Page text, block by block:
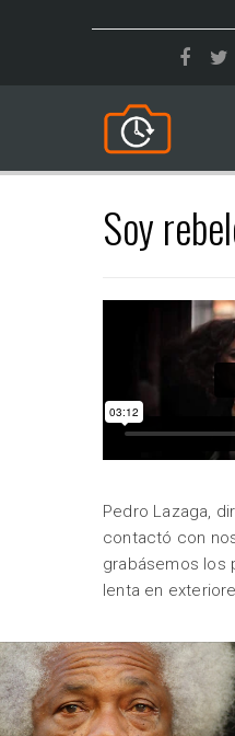
Soy
Pedro Lazaga,
contactó con
grabásemos los
lenta en